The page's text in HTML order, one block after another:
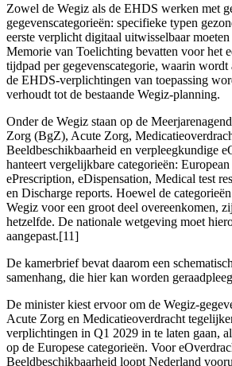
Zowel de Wegiz als de EHDS werken met
gegevenscategorieën: specifieke typen
eerste verplicht digitaal uitwisselbaar
Memorie van Toelichting bevatten voor het
tijdpad per gegevenscategorie, waarin wordt
de EHDS-verplichtingen van toepassing
verhoudt tot de bestaande Wegiz-planning.
Onder de Wegiz staan op de
Zorg (BgZ), Acute Zorg,
Beeldbeschikbaarheid en verpleegkundige
hanteert vergelijkbare categorieën:
ePrescription, eDispensation, Medical test
en Discharge reports. Hoewel de
Wegiz voor een groot deel overeenkomen,
hetzelfde. De nationale wetgeving moet
aangepast.[11]
De kamerbrief bevat daarom een
samenhang, die hier kan worden
De minister kiest ervoor om de Wegiz-
Acute Zorg en Medicatieoverdracht
verplichtingen in Q1 2029 in te laten gaan,
op de Europese categorieën. Voor
Beeldbeschikbaarheid loopt Nederland